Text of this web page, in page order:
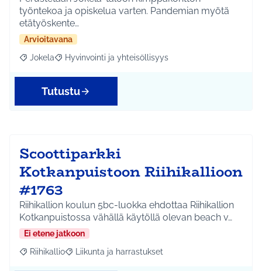
työntekoa ja opiskelua varten. Pandemian myötä
etätyöskente…
Arvioitavana
Rajaa tulokset aihepiirin mukaan: Jokela
Jokela Rajaa tulokset teeman mukaan: Hyvinvointi ja
Hyvinvointi ja yhteisöllisyys
Tutustu
Scoottiparkki
Kotkanpuistoon Riihikallioon
#1763
Riihikallion koulun 5bc-luokka ehdottaa Riihikallion
Kotkanpuistossa vähällä käytöllä olevan beach v…
Ei etene jatkoon
Rajaa tulokset aihepiirin mukaan: Riihikallio
Riihikallio Rajaa tulokset teeman mukaan: Liikunta ja
Liikunta ja harrastukset